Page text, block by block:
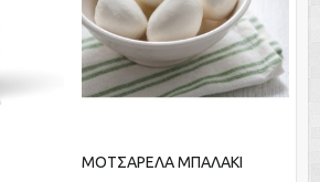
ΜΟΤΣΑΡΕΛΑ ΜΠΑΛΑΚΙ